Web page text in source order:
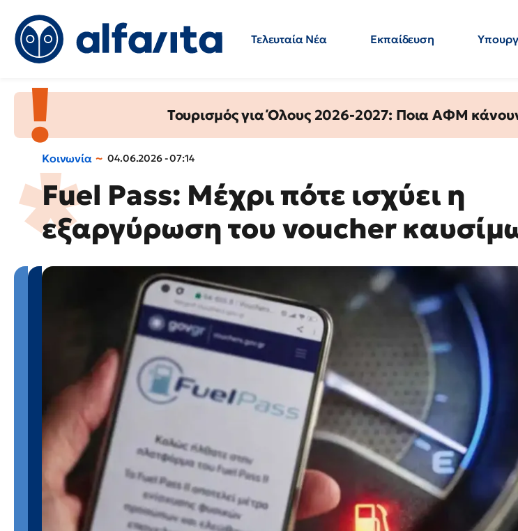
Τελευταία Νέα Εκπαίδευση
Τουρισμός για Όλους 2026-2027: Ποια ΑΦΜ
Κοινωνία 04.06.2026 - 07:14
Fuel Pass: Μέχρι πότε ισχύει η
εξαργύρωση του voucher